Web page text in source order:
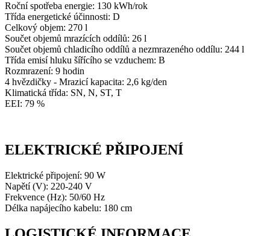
Roční spotřeba energie: 130 kWh/rok
Třída energetické účinnosti: D
Celkový objem: 270 l
Součet objemů mrazících oddílů: 26 l
Součet objemů chladicího oddílů a nezmrazeného oddílu: 244 l
Třída emisí hluku šířícího se vzduchem: B
Rozmrazení: 9 hodin
4 hvězdičky - Mrazicí kapacita: 2,6 kg/den
Klimatická třída: SN, N, ST, T
EEI: 79 %
ELEKTRICKÉ PŘIPOJENÍ
Elektrické připojení: 90 W
Napětí (V): 220-240 V
Frekvence (Hz): 50/60 Hz
Délka napájecího kabelu: 180 cm